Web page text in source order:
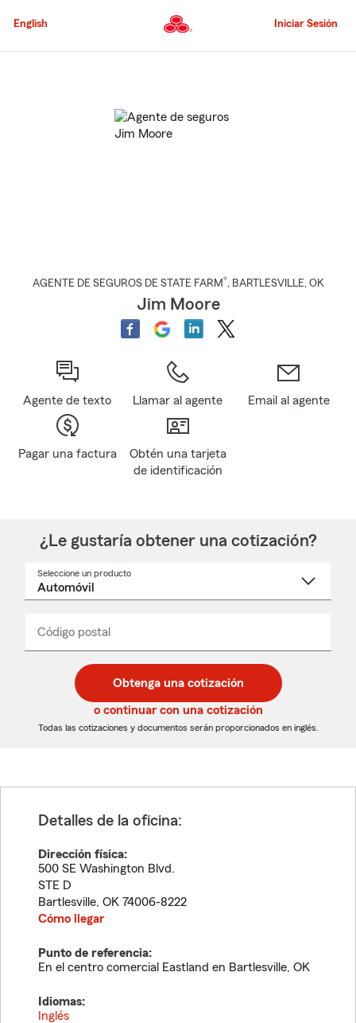
al
principal
English Iniciar Sesión
AGENTE DE SEGUROS DE STATE FARM®, BARTLESVILLE, OK
Jim Moore
Agente de texto Llamar al agente Email al agente
Pagar una factura
Obtén una tarjeta
de identificación
¿Le gustaría obtener una cotización?
Seleccione un producto
desplegable
Código postal
de
5
dígitos
de
5
dígitos
_____
Obtenga una cotización
o continuar con una cotización
Todas las cotizaciones y documentos serán proporcionados en inglés.
Detalles de la oficina:
Dirección física:
500 SE Washington Blvd.
STE D
Bartlesville, OK 74006-8222
Cómo llegar
Punto de referencia:
En el centro comercial Eastland en Bartlesville, OK
Idiomas:
Inglés